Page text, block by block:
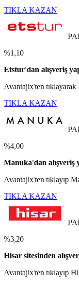
TIKLA KAZAN
%1,10
Etstur'dan alışveriş
Avantajix'ten
TIKLA KAZAN
%4,00
Manuka'dan
Avantajix'ten tıklayıp
TIKLA KAZAN
%3,20
Hisar sitesinden
Avantajix'ten tıklayıp